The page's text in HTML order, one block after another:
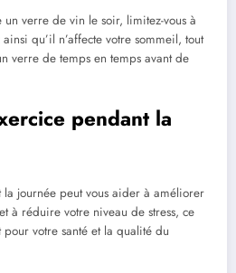
verre de vin le soir, limitez-vous à
qu’il n’affecte votre sommeil, tout
verre de temps en temps avant de
pendant la
la journée peut vous aider à améliorer
à réduire votre niveau de stress, ce
votre santé et la qualité du